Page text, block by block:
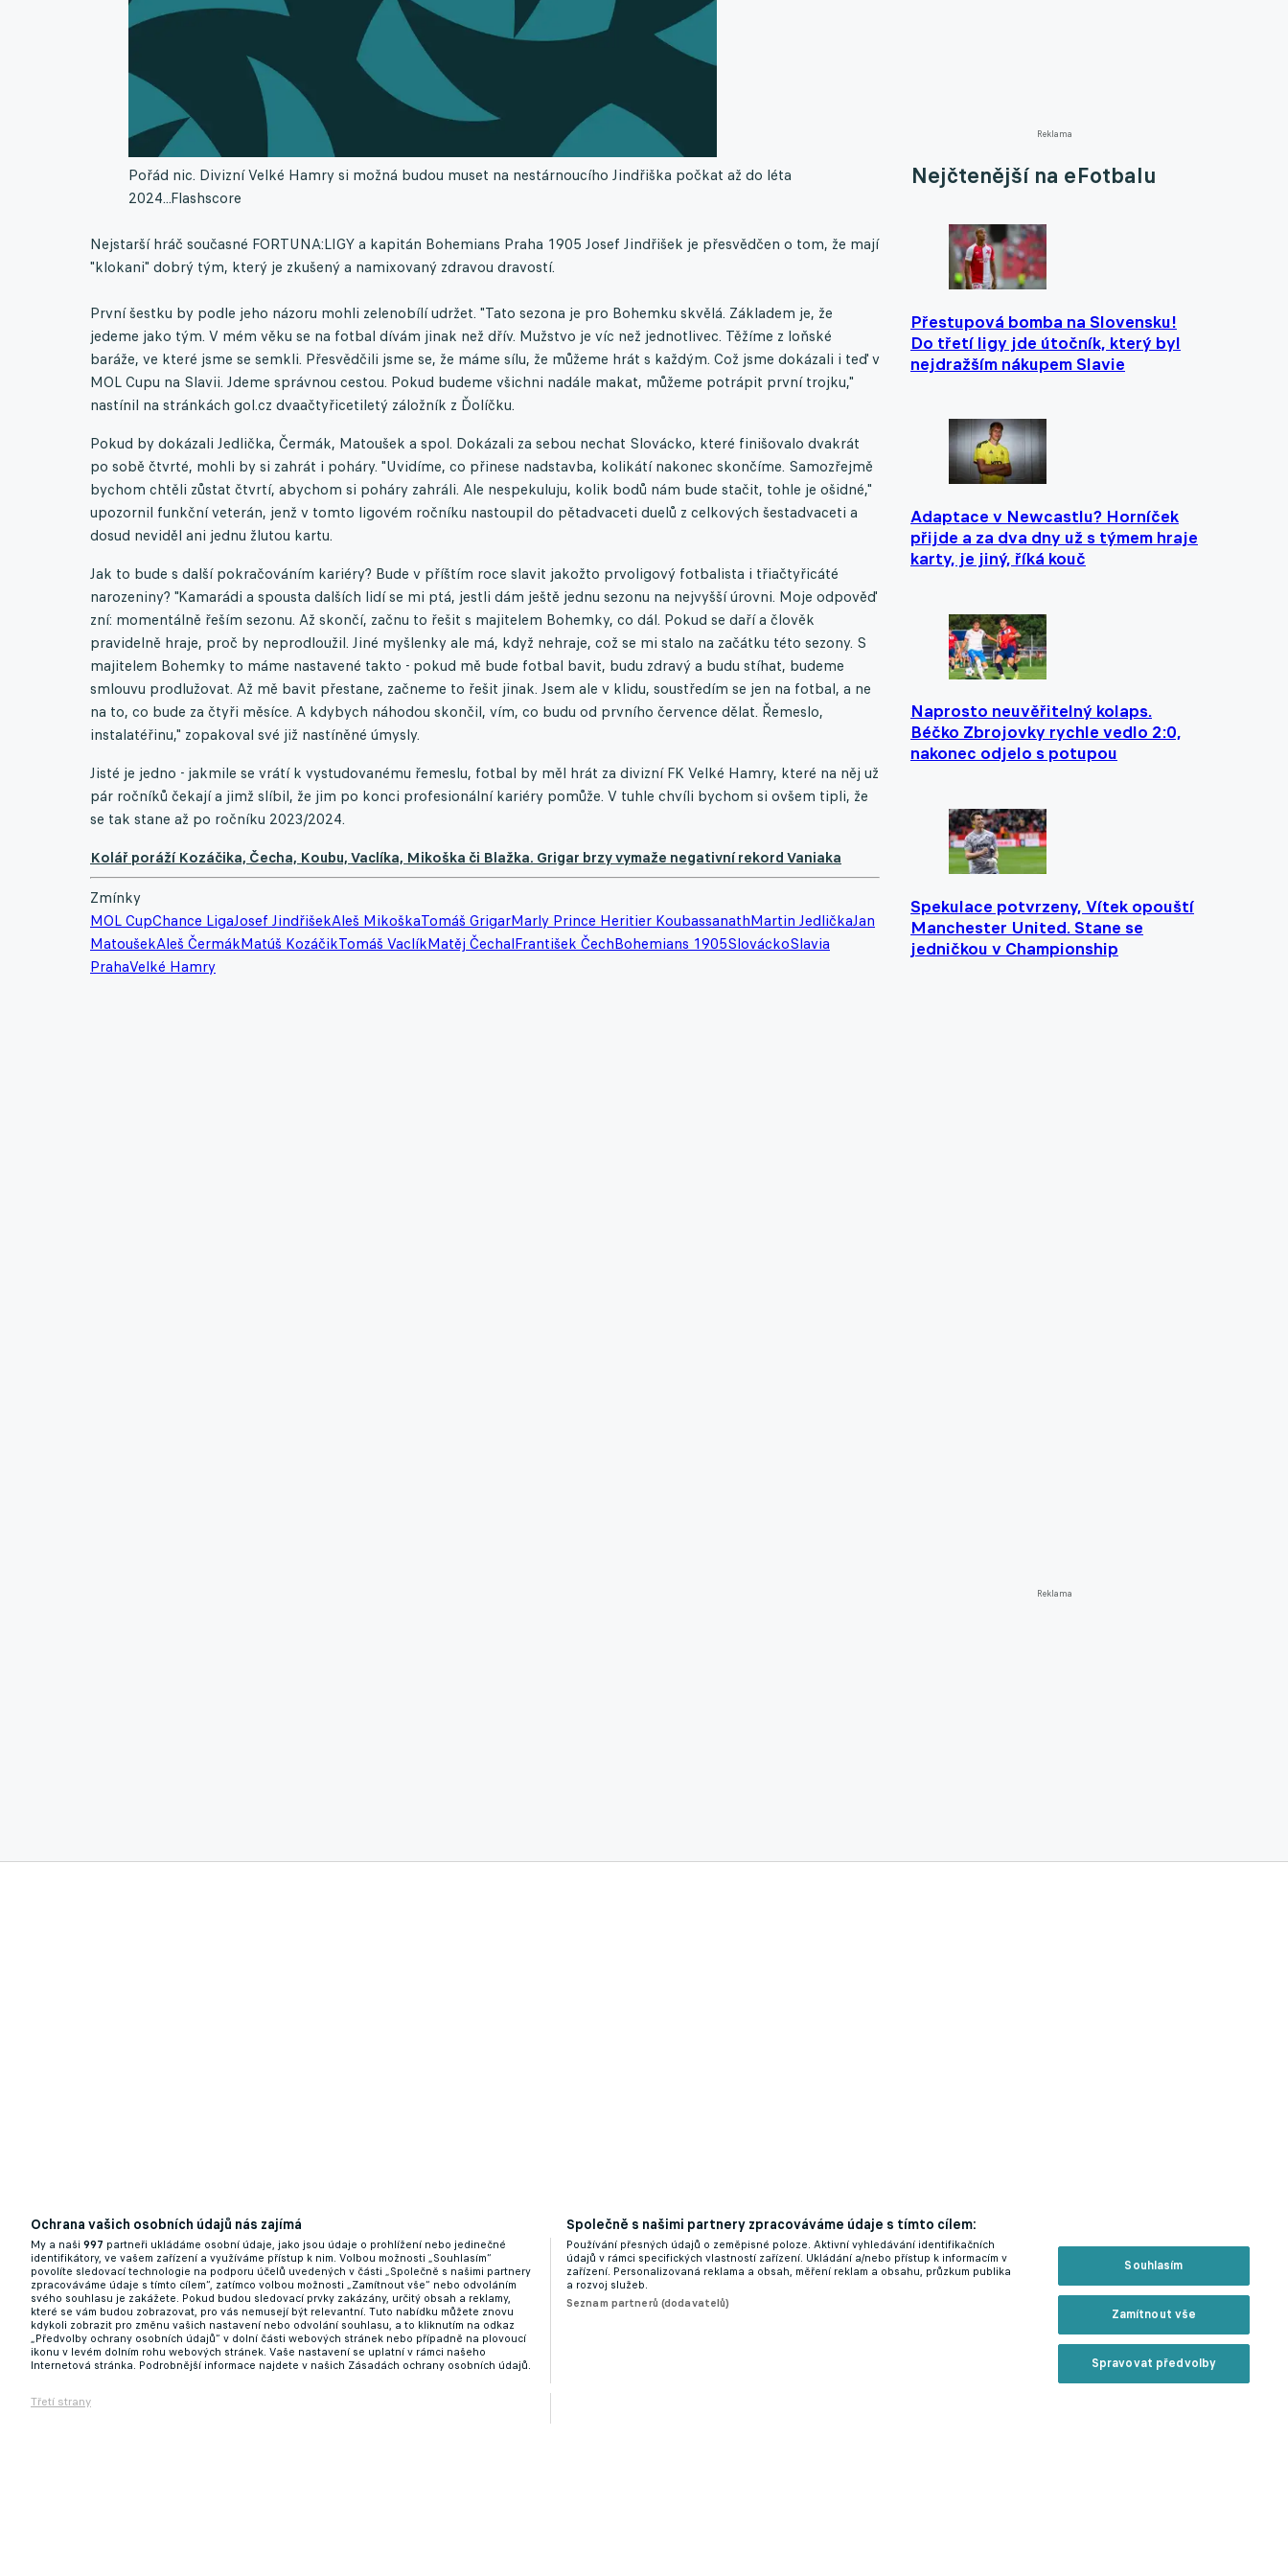
Reklama
Nejčtenější na eFotbalu
Přestupová bomba na Slovensku!
Do třetí ligy jde útočník, který byl
nejdražším nákupem Slavie
Adaptace v Newcastlu? Horníček
přijde a za dva dny už s týmem hraje
karty, je jiný, říká kouč
Naprosto neuvěřitelný kolaps.
Béčko Zbrojovky rychle vedlo 2:0,
nakonec odjelo s potupou
Spekulace potvrzeny, Vítek opouští
Manchester United. Stane se
jedničkou v Championship
Reklama
Pořád nic. Divizní Velké Hamry si možná budou muset na nestárnoucího Jindřiška počkat až do léta
2024...Flashscore
Nejstarší hráč současné FORTUNA:LIGY a kapitán Bohemians Praha 1905 Josef Jindřišek je přesvědčen o tom, že mají
"klokani" dobrý tým, který je zkušený a namixovaný zdravou dravostí.
První šestku by podle jeho názoru mohli zelenobílí udržet. "Tato sezona je pro Bohemku skvělá. Základem je, že
jedeme jako tým. V mém věku se na fotbal dívám jinak než dřív. Mužstvo je víc než jednotlivec. Těžíme z loňské
baráže, ve které jsme se semkli. Přesvědčili jsme se, že máme sílu, že můžeme hrát s každým. Což jsme dokázali i teď v
MOL Cupu na Slavii. Jdeme správnou cestou. Pokud budeme všichni nadále makat, můžeme potrápit první trojku,"
nastínil na stránkách gol.cz dvaačtyřicetiletý záložník z Ďolíčku.
Pokud by dokázali Jedlička, Čermák, Matoušek a spol. Dokázali za sebou nechat Slovácko, které finišovalo dvakrát
po sobě čtvrté, mohli by si zahrát i poháry. "Uvidíme, co přinese nadstavba, kolikátí nakonec skončíme. Samozřejmě
bychom chtěli zůstat čtvrtí, abychom si poháry zahráli. Ale nespekuluju, kolik bodů nám bude stačit, tohle je ošidné,"
upozornil funkční veterán, jenž v tomto ligovém ročníku nastoupil do pětadvaceti duelů z celkových šestadvaceti a
dosud neviděl ani jednu žlutou kartu.
Jak to bude s další pokračováním kariéry? Bude v příštím roce slavit jakožto prvoligový fotbalista i třiačtyřicáté
narozeniny? "Kamarádi a spousta dalších lidí se mi ptá, jestli dám ještě jednu sezonu na nejvyšší úrovni. Moje odpověď
zní: momentálně řeším sezonu. Až skončí, začnu to řešit s majitelem Bohemky, co dál. Pokud se daří a člověk
pravidelně hraje, proč by neprodloužil. Jiné myšlenky ale má, když nehraje, což se mi stalo na začátku této sezony. S
majitelem Bohemky to máme nastavené takto - pokud mě bude fotbal bavit, budu zdravý a budu stíhat, budeme
smlouvu prodlužovat. Až mě bavit přestane, začneme to řešit jinak. Jsem ale v klidu, soustředím se jen na fotbal, a ne
na to, co bude za čtyři měsíce. A kdybych náhodou skončil, vím, co budu od prvního července dělat. Řemeslo,
instalatéřinu," zopakoval své již nastíněné úmysly.
Jisté je jedno - jakmile se vrátí k vystudovanému řemeslu, fotbal by měl hrát za divizní FK Velké Hamry, které na něj už
pár ročníků čekají a jimž slíbil, že jim po konci profesionální kariéry pomůže. V tuhle chvíli bychom si ovšem tipli, že
se tak stane až po ročníku 2023/2024.
Kolář poráží Kozáčika, Čecha, Koubu, Vaclíka, Mikoška či Blažka. Grigar brzy vymaže negativní rekord Vaniaka
Zmínky
MOL CupChance LigaJosef JindřišekAleš MikoškaTomáš GrigarMarly Prince Heritier KoubassanathMartin JedličkaJan
MatoušekAleš ČermákMatúš KozáčikTomáš VaclíkMatěj ČechalFrantišek ČechBohemians 1905SlováckoSlavia
PrahaVelké Hamry
Ochrana vašich osobních údajů nás zajímá
My a naši 997 partneři ukládáme osobní údaje, jako jsou údaje o prohlížení nebo jedinečné
identifikátory, ve vašem zařízení a využíváme přístup k nim. Volbou možnosti „Souhlasím“
povolíte sledovací technologie na podporu účelů uvedených v části „Společně s našimi partnery
zpracováváme údaje s tímto cílem“, zatímco volbou možnosti „Zamítnout vše“ nebo odvoláním
svého souhlasu je zakážete. Pokud budou sledovací prvky zakázány, určitý obsah a reklamy,
které se vám budou zobrazovat, pro vás nemusejí být relevantní. Tuto nabídku můžete znovu
kdykoli zobrazit pro změnu vašich nastavení nebo odvolání souhlasu, a to kliknutím na odkaz
„Předvolby ochrany osobních údajů“ v dolní části webových stránek nebo případně na plovoucí
ikonu v levém dolním rohu webových stránek. Vaše nastavení se uplatní v rámci našeho
Internetová stránka. Podrobnější informace najdete v našich Zásadách ochrany osobních údajů.
Třetí strany
Společně s našimi partnery zpracováváme údaje s tímto cílem:
Používání přesných údajů o zeměpisné poloze. Aktivní vyhledávání identifikačních
údajů v rámci specifických vlastností zařízení. Ukládání a/nebo přístup k informacím v
zařízení. Personalizovaná reklama a obsah, měření reklam a obsahu, průzkum publika
a rozvoj služeb.
Seznam partnerů (dodavatelů)
Souhlasím
Zamítnout vše
Spravovat předvolby